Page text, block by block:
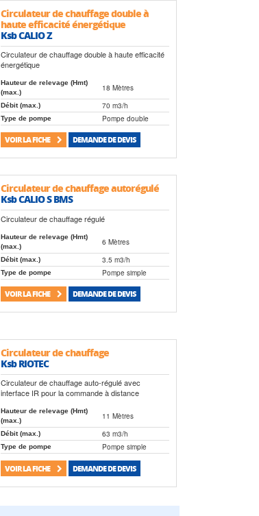
Circulateur de chauffage double à
haute efficacité énergétique
Ksb CALIO Z
Circulateur de chauffage double à haute efficacité
énergétique
Hauteur de relevage (Hmt)
(max.)
18 Mètres
Débit (max.) 70 m3/h
Type de pompe Pompe double
VOIR LA FICHE DEMANDE DE DEVIS
Circulateur de chauffage autorégulé
Ksb CALIO S BMS
Circulateur de chauffage régulé
Hauteur de relevage (Hmt)
(max.)
6 Mètres
Débit (max.) 3.5 m3/h
Type de pompe Pompe simple
VOIR LA FICHE DEMANDE DE DEVIS
Circulateur de chauffage
Ksb RIOTEC
Circulateur de chauffage auto-régulé avec
interface IR pour la commande à distance
Hauteur de relevage (Hmt)
(max.)
11 Mètres
Débit (max.) 63 m3/h
Type de pompe Pompe simple
VOIR LA FICHE DEMANDE DE DEVIS